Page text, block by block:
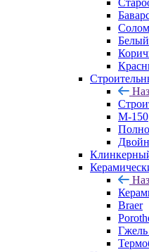
Белый
М-150
Braer